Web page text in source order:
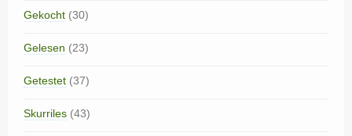
Gekocht (30)
Gelesen (23)
Getestet (37)
Skurriles (43)